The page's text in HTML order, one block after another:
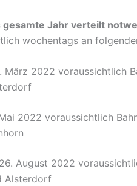
Jahr verteilt
wochentags an
März 2022 voraussichtlich
2022 voraussichtlich
August 2022
Alsterdorf